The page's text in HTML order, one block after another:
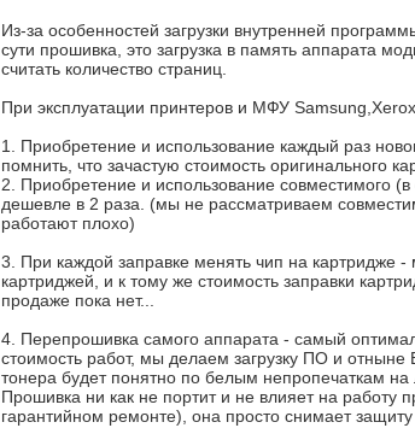
Из-за особенностей загрузки внутренней
сути прошивка, это загрузка в память аппарата
считать количество страниц.
При эксплуатации принтеров и МФУ
1. Приобретение и использование каждый раз
помнить, что зачастую стоимость оригинального
2. Приобретение и использование совместимого
дешевле в 2 раза. (мы не рассматриваем
работают плохо)
3. При каждой заправке менять чип на картридже
картриджей, и к тому же стоимость заправки
продаже пока нет...
4. Перепрошивка самого аппарата - самый
стоимость работ, мы делаем загрузку ПО и
тонера будет понятно по белым непропечаткам на
Прошивка ни как не портит и не влияет на работу
гарантийном ремонте), она просто снимает защиту